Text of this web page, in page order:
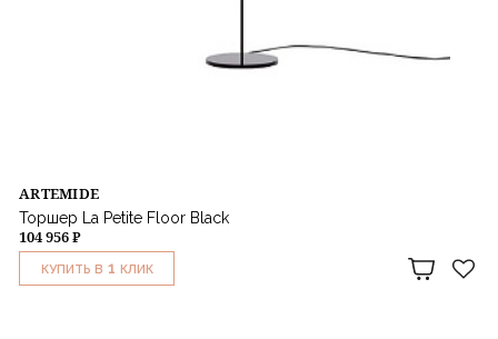
ARTEMIDE
Торшер La Petite Floor Black
104 956 ₽
КУПИТЬ В 1 КЛИК